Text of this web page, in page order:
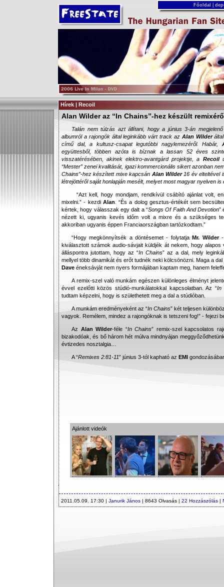
Főoldal
Hírek | Recoil
Alan Wilder az “In Chains”-hez készült
Talán nem túlzás azt állítani, hogy a június 3-án
albumról a rajongók által leginkább várt track az Alan Wilderáltal
című dal, a kultusz-csapat legutóbbi nagylemezéről. Habár,
együttesből, többen azóta is bíznak a lassan 52 éves
visszatérésében, akinek elektro-avantgárd projektje, a Recoil
“Mester” zenei kvalitását, igazi kommercionális sikert azonban
Chains”-hez készített mixe kapcsán Alan Wilder16 év elteltével
létrejöttéről saját honlapján mesélt, melyet most magyar nyelven is
“Azt kell, hogy mondjam, rendkívül csábító ajánlat volt,
mixelni.” - kezdi Alan . “És a dolog gesztus-értékét sem
kértek, hogy válasszak egy dalt a “Songs Of Faith And Devotion”
nézett ki, ugyanis kevés időm volt a mixre és a szükséges
akkoriban ugyanis éppen Franciaországban tartózkodtam.”
“Hogy megkönnyítsék a döntésemet - folytatjaMr. Wilder-,
kiválasztott számok audio-sávjait küldjék át nekem, hogy
álláspontra jutottam, hogy az “In Chains” az a dal, mely
mellyel több dinamikát és erőt tudnék neki kölcsönözni. Maga a
Dave éneksávját nem nyers formájában kaptam meg, hanem
A remix-szel való munkám egészen különleges élményt
évvel ezelőtti közös stúdió-munkálatokkal kapcsolatban. Az “In
tudtam képzelni, hogy is születhetett meg a dal a stúdióban.
A munkám eredményeként az “In Chains” két teljesen
vagyok. Remélem, mindez a rajongóknak is tetszeni fog!” - fejezi
Az Alan Wilder-féle “In Chains” remix-szel kapcsolatos
bizakodóak, és bő három hét múlva mindnyájan
évtizedes nosztalgia…
A “Remixes 2:81-11” június 3-tól kapható az EMI
Ajánlott videók
2011.05.09. 17:30 | Janurik János | 8643 Olvasás | 22 Hozzászólás |